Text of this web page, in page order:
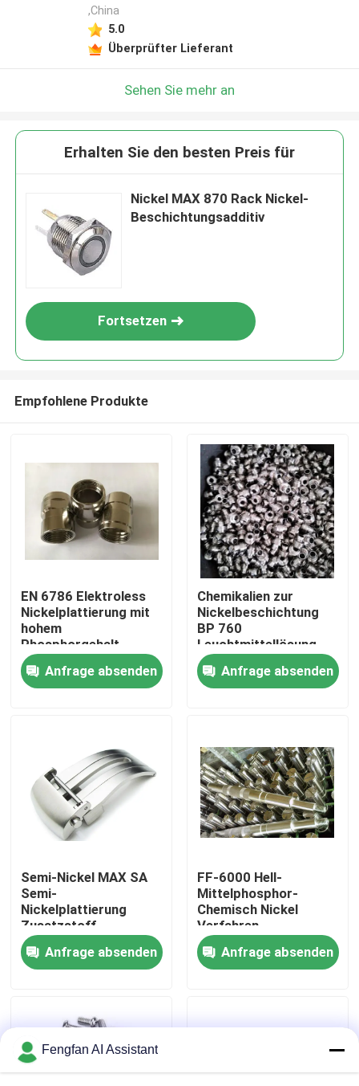
Zu Hause
Produkte
Über uns
Werksbesichtigung
Qualitätskontrolle
Kontakt
Angebot anfordern
Chemikalien zur Verzinkung
,China
5.0
Überprüfter Lieferant
Sehen Sie mehr an
Erhalten Sie den besten Preis für
Nickel MAX 870 Rack Nickel-
Beschichtungsadditiv
Fortsetzen
Empfohlene Produkte
EN 6786 Elektroless
Nickelplattierung mit
hohem
Phosphorgehalt
Anfrage absenden
Chemikalien zur
Nickelbeschichtung
BP 760
Leuchtmittellösung
mit
Niedrigspannungsschicht
Anfrage absenden
Semi-Nickel MAX SA
Semi-
Nickelplattierung
Zusatzstoff
Anfrage absenden
FF-6000 Hell-
Mittelphosphor-
Chemisch Nickel
Verfahren
Anfrage absenden
Fengfan AI Assistant